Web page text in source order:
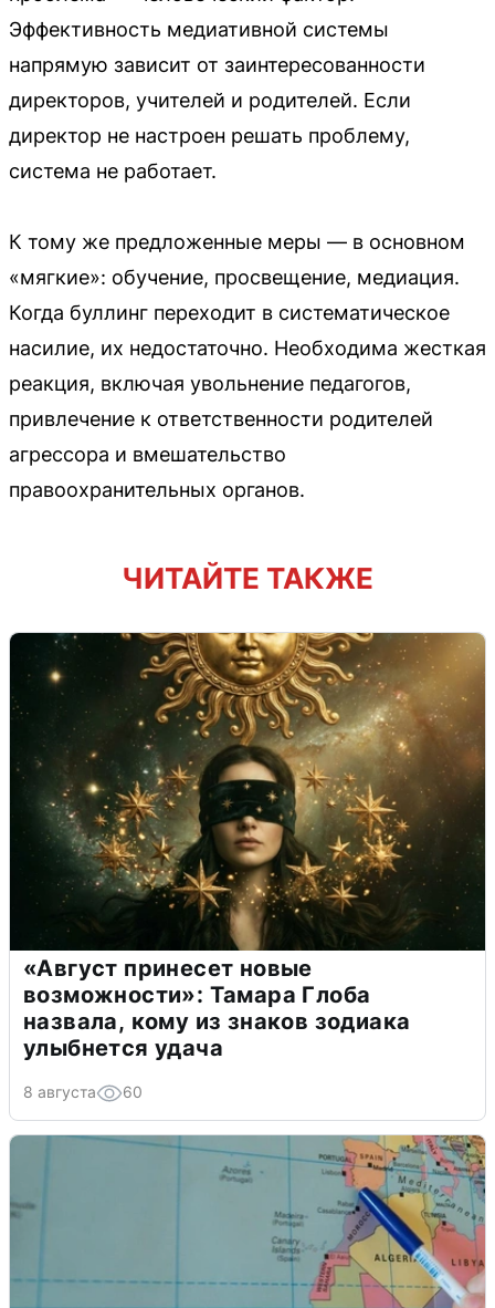
Эффективность медиативной системы
напрямую зависит от заинтересованности
директоров, учителей и родителей. Если
директор не настроен решать проблему,
система не работает.
К тому же предложенные меры — в основном
«мягкие»: обучение, просвещение, медиация.
Когда буллинг переходит в систематическое
насилие, их недостаточно. Необходима жесткая
реакция, включая увольнение педагогов,
привлечение к ответственности родителей
агрессора и вмешательство
правоохранительных органов.
ЧИТАЙТЕ ТАКЖЕ
«Август принесет новые
возможности»: Тамара Глоба
назвала, кому из знаков зодиака
улыбнется удача
8 августа 60